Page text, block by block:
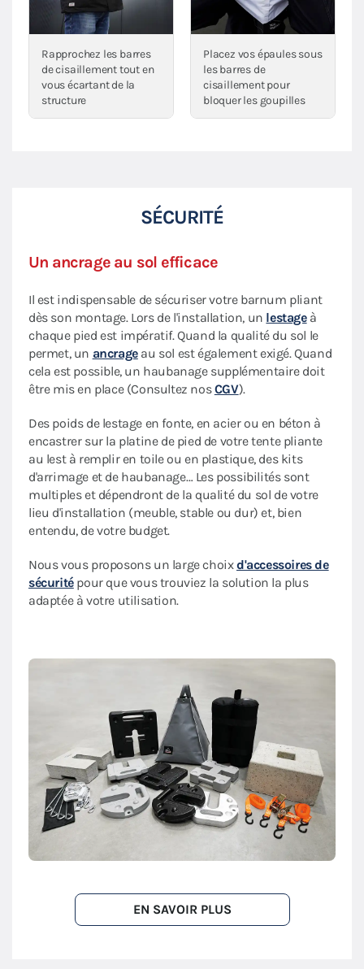
Rapprochez les barres
de cisaillement tout en
vous écartant de la
structure
Placez vos épaules sous
les barres de
cisaillement pour
bloquer les goupilles
SÉCURITÉ
Un ancrage au sol efficace
Il est indispensable de sécuriser votre barnum pliant
dès son montage. Lors de l'installation, un lestageà
chaque pied est impératif. Quand la qualité du sol le
permet, un ancrageau sol est également exigé. Quand
cela est possible, un haubanage supplémentaire doit
être mis en place (Consultez nosCGV).
Des poids de lestage en fonte, en acier ou en béton à
encastrer sur la platine de pied de votre tente pliante
au lest à remplir en toile ou en plastique, des kits
d'arrimage et de haubanage… Les possibilités sont
multiples et dépendront de la qualité du sol de votre
lieu d'installation (meuble, stable ou dur) et, bien
entendu, de votre budget.
Nous vous proposons un large choixd'accessoires de
sécuritépour que vous trouviez la solution la plus
adaptée à votre utilisation.
EN SAVOIR PLUS